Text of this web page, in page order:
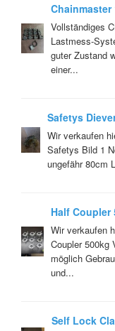
Chainmaster
Lastmess-
Vollständiges
Lastmess-
guter Zustand
einer...
Safetys
Wir verkaufen
Safetys Bild 1
ungefähr 80cm
Half Coupler
Wir verkaufen
Coupler 500kg
möglich
und...
Self Lock